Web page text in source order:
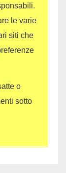
le varie
siti che
o
sotto